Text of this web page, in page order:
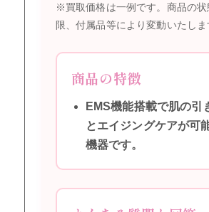
※買取価格は一例です。商品の状
限、付属品等により変動いたしま
商品の特徴
EMS機能搭載で肌の引
とエイジングケアが可
機器です。